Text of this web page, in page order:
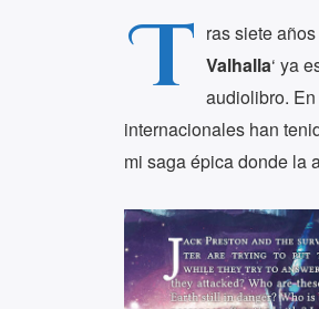
T ras siete
Valhalla‘ ya
audiolibro. En
internacionales han
mi saga épica donde la